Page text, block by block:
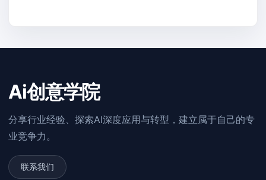
Ai创意学院
分享行业经验、探索AI深度应用与转型，建立属于自己的专
业竞争力。
联系我们